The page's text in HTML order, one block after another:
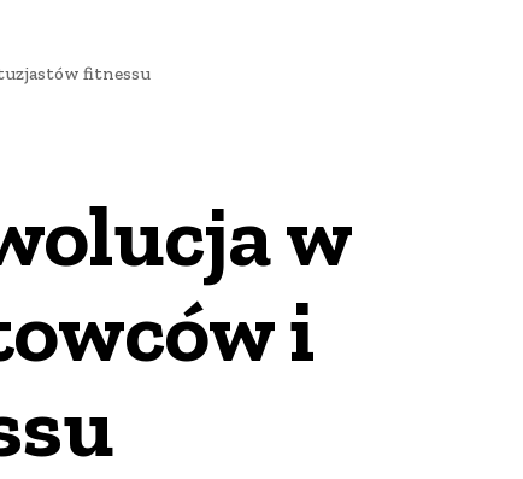
fitnessu
w
i